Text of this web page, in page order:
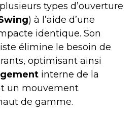
types d’ouverture
) à l’aide d’une
identique. Son
élimine le besoin de
optimisant ainsi
interne de la
un mouvement
de gamme.